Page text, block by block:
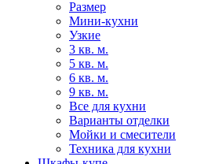
Размер
Мини-кухни
Узкие
3 кв. м.
5 кв. м.
6 кв. м.
9 кв. м.
Все для кухни
Варианты отделки
Мойки и смесители
Техника для кухни